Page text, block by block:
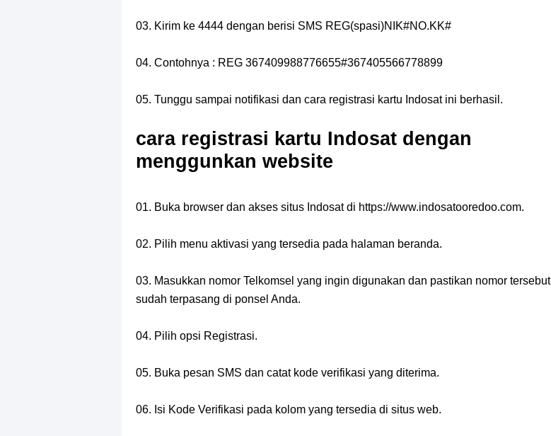
03. Kirim ke 4444 dengan berisi SMS REG(spasi)NIK#NO.KK#
04. Contohnya : REG 367409988776655#367405566778899
05. Tunggu sampai notifikasi dan cara registrasi kartu Indosat ini berhasil.
cara registrasi kartu Indosat dengan
menggunkan website
01. Buka browser dan akses situs Indosat di https://www.indosatooredoo.com.
02. Pilih menu aktivasi yang tersedia pada halaman beranda.
03. Masukkan nomor Telkomsel yang ingin digunakan dan pastikan nomor tersebut
sudah terpasang di ponsel Anda.
04. Pilih opsi Registrasi.
05. Buka pesan SMS dan catat kode verifikasi yang diterima.
06. Isi Kode Verifikasi pada kolom yang tersedia di situs web.